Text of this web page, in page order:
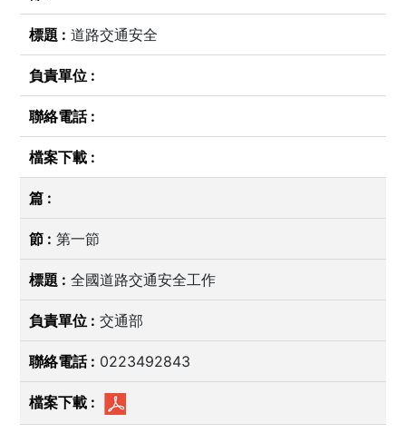
道路交通安全
第一節
全國道路交通安全工作
交通部
0223492843